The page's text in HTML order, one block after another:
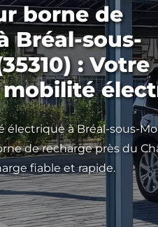
borne de
Bréal-sous-
: Votre
à Bréal-sous-
de recharge près du
fiable et rapide.